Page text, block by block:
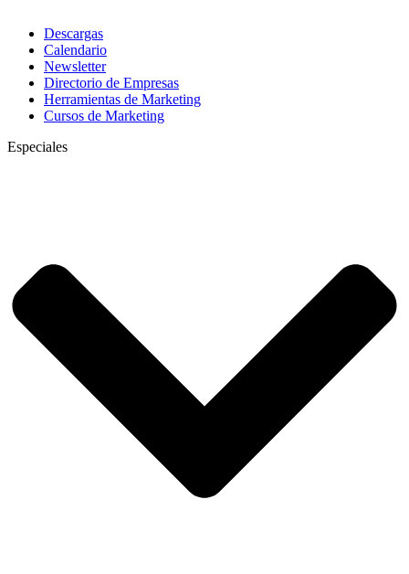
Descargas
Calendario
Newsletter
Directorio de Empresas
Herramientas de Marketing
Cursos de Marketing
Especiales